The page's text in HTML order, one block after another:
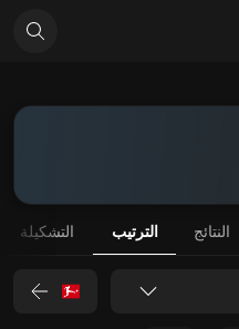
النتائج الترتيب التشكيلة